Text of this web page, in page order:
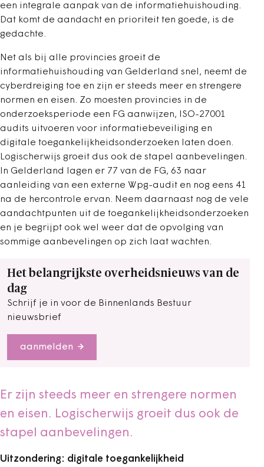
een integrale aanpak van de informatiehuishouding.
Dat komt de aandacht en prioriteit ten goede, is de
gedachte.
Net als bij alle provincies groeit de
informatiehuishouding van Gelderland snel, neemt de
cyberdreiging toe en zijn er steeds meer en strengere
normen en eisen. Zo moesten provincies in de
onderzoeksperiode een FG aanwijzen, ISO-27001
audits uitvoeren voor informatiebeveiliging en
digitale toegankelijkheidsonderzoeken laten doen.
Logischerwijs groeit dus ook de stapel aanbevelingen.
In Gelderland lagen er 77 van de FG, 63 naar
aanleiding van een externe Wpg-audit en nog eens 41
na de hercontrole ervan. Neem daarnaast nog de vele
aandachtpunten uit de toegankelijkheidsonderzoeken
en je begrijpt ook wel weer dat de opvolging van
sommige aanbevelingen op zich laat wachten.
Het belangrijkste overheidsnieuws van de
dag
Schrijf je in voor de Binnenlands Bestuur
nieuwsbrief
aanmelden
Er zijn steeds meer en strengere normen
en eisen. Logischerwijs groeit dus ook de
stapel aanbevelingen.
Uitzondering: digitale toegankelijkheid